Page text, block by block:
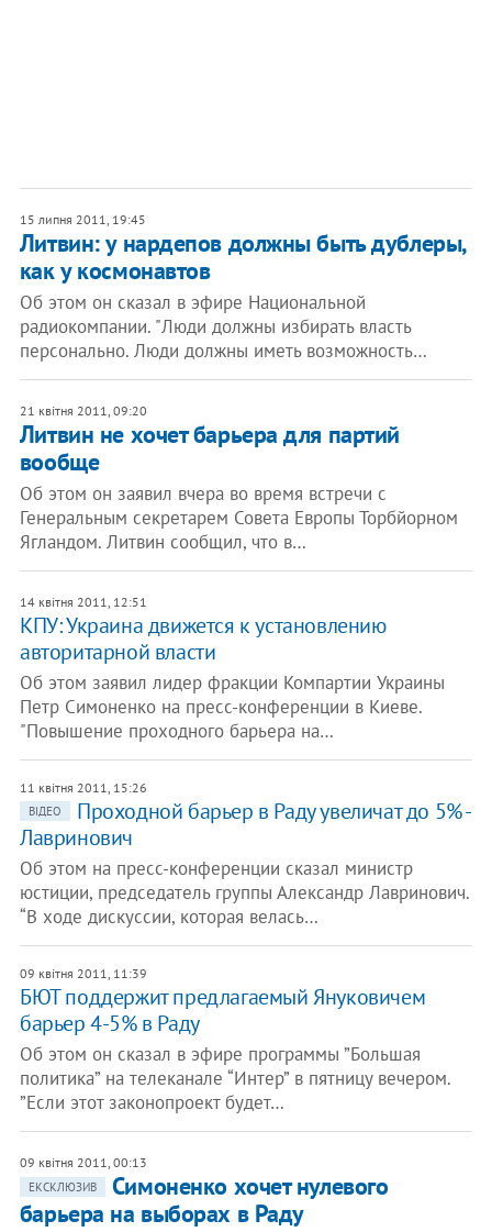
15 липня 2011, 19:45
Литвин: у нардепов должны быть дублеры,
как у космонавтов
Об этом он сказал в эфире Национальной
радиокомпании. "Люди должны избирать власть
персонально. Люди должны иметь возможность…
21 квітня 2011, 09:20
Литвин не хочет барьера для партий
вообще
Об этом он заявил вчера во время встречи с
Генеральным секретарем Совета Европы Торбйорном
Ягландом. Литвин сообщил, что в…
14 квітня 2011, 12:51
​КПУ: Украина движется к установлению
авторитарной власти
Об этом заявил лидер фракции Компартии Украины
Петр Симоненко на пресс-конференции в Киеве.
"Повышение проходного барьера на…
11 квітня 2011, 15:26
ВІДЕО
Проходной барьер в Раду увеличат до 5% -
Лавринович
Об этом на пресс-конференции сказал министр
юстиции, председатель группы Александр Лавринович.
“В ходе дискуссии, которая велась…
09 квітня 2011, 11:39
БЮТ поддержит предлагаемый Януковичем
барьер 4-5% в Раду
Об этом он сказал в эфире программы ”Большая
политика” на телеканале “Интер” в пятницу вечером.
”Если этот законопроект будет…
09 квітня 2011, 00:13
ЕКСКЛЮЗИВ
Симоненко хочет нулевого
барьера на выборах в Раду